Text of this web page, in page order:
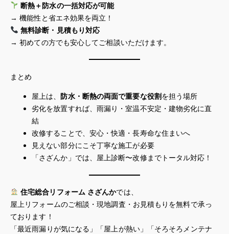
断熱＋防水の一括対応が可能
→ 機能性と省エネ効果を両立！
無料診断・見積もり対応
→ 初めての方でも安心してご相談いただけます。
まとめ
屋上は、 防水・断熱の両面で重要な役割を担う場所
劣化を放置すれば、雨漏り・室温不安定・建物劣化に直
結
改修することで、安心・快適・長寿命な住まいへ
見えない部分にこそ丁寧な施工が必要
「さざんか」では、屋上診断〜改修までトータル対応！
住宅総合リフォーム さざんかでは、
屋上リフォームのご相談・現地調査・お見積もりを無料で承っ
ております！
「最近雨漏りが気になる」「屋上が熱い」「そろそろメンテナ